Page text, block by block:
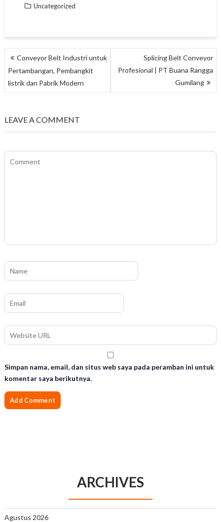
Uncategorized
NAVIGASI
POS
Conveyor Belt Industri untuk
Pertambangan, Pembangkit
listrik dan Pabrik Modern
Splicing Belt Conveyor
Profesional | PT Buana Rangga
Gumilang
LEAVE A COMMENT
Simpan nama, email, dan situs web saya pada peramban ini untuk
komentar saya berikutnya.
ARCHIVES
Agustus 2026